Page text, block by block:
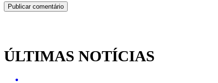
ÚLTIMAS NOTÍCIAS